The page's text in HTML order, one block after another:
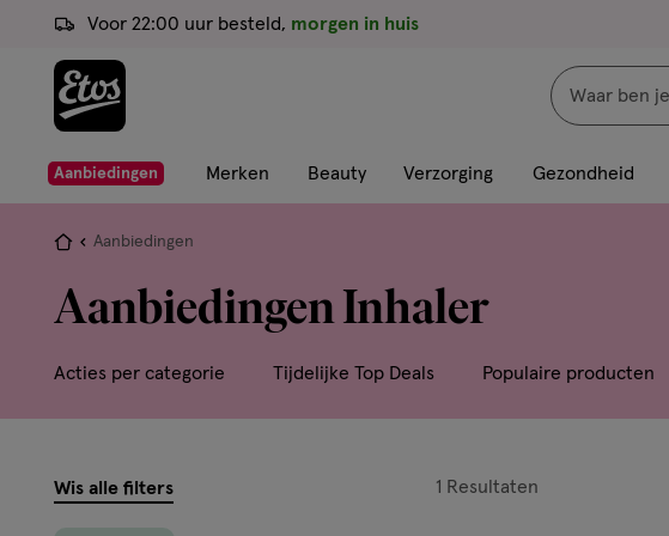
ga
de
hoofd
ga
naar
de
ga
naar
Voor 22:00 uur besteld, morgen in huis
Zoeken
met
dit
met
geavanceerde
Aanbiedingen Merken Beauty Verzorging Gezondheid
Je
hier:
Aanbiedingen
Aanbiedingen Inhaler
Acties per categorie Tijdelijke Top Deals Populaire producten
filters
Wis alle filters 1 Resultaten